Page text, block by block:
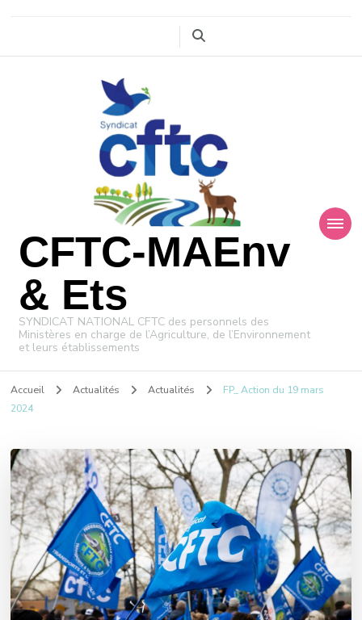
CFTC-MAEnv
& Ets
SYNDICAT NATIONAL CFTC des personnels des
Ministères en charge de l’Agriculture, de l’Environnement
et leurs établissements
Accueil Actualités Actualités
FP_ Action du 19 mars
2024